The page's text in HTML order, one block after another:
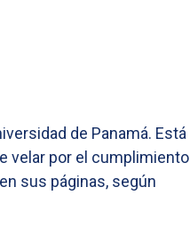
de Panamá. Está
velar por el cumplimiento
sus páginas, según